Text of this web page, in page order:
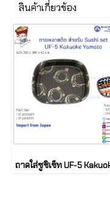
สินค้าเกี่ยวข้อง